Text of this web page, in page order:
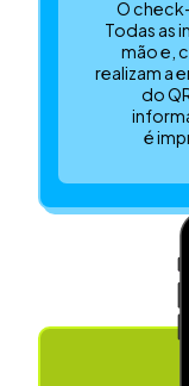
O
Todas as
mão e,
realizam a
do
é